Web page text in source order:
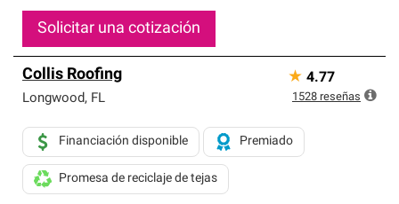
Solicitar una cotización
Collis Roofing
Longwood, FL
Financiación disponible Premiado
Promesa de reciclaje de tejas
★ 4.77
1528 reseñas